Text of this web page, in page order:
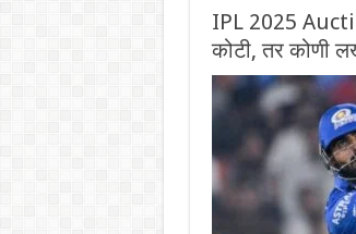
IPL 2025
कोटी, तर कोणी